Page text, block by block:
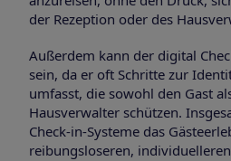
der Rezeption oder des
Außerdem kann der digital
sein, da er oft Schritte zur
umfasst, die sowohl den Gast
Hausverwalter schützen.
Check-in-Systeme das
reibungsloseren,